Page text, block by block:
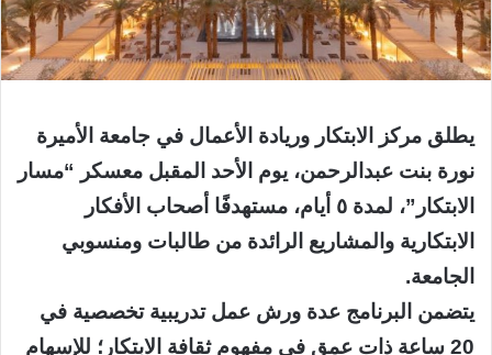
يطلق مركز الابتكار وريادة الأعمال في جامعة الأميرة
نورة بنت عبدالرحمن، يوم الأحد المقبل معسكر “مسار
الابتكار”، لمدة ٥ أيام، مستهدفًا أصحاب الأفكار
الابتكارية والمشاريع الرائدة من طالبات ومنسوبي
الجامعة.
يتضمن البرنامج عدة ورش عمل تدريبية تخصصية في
20 ساعة ذات عمق في مفهوم ثقافة الابتكار؛ للإسهام